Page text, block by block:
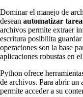
Dominar el manejo de
desean automatizar
archivos permite extraer
escritura posibilita
operaciones son la base
aplicaciones robustas en
Python ofrece
de archivos. Para abrir
permite acceder a su